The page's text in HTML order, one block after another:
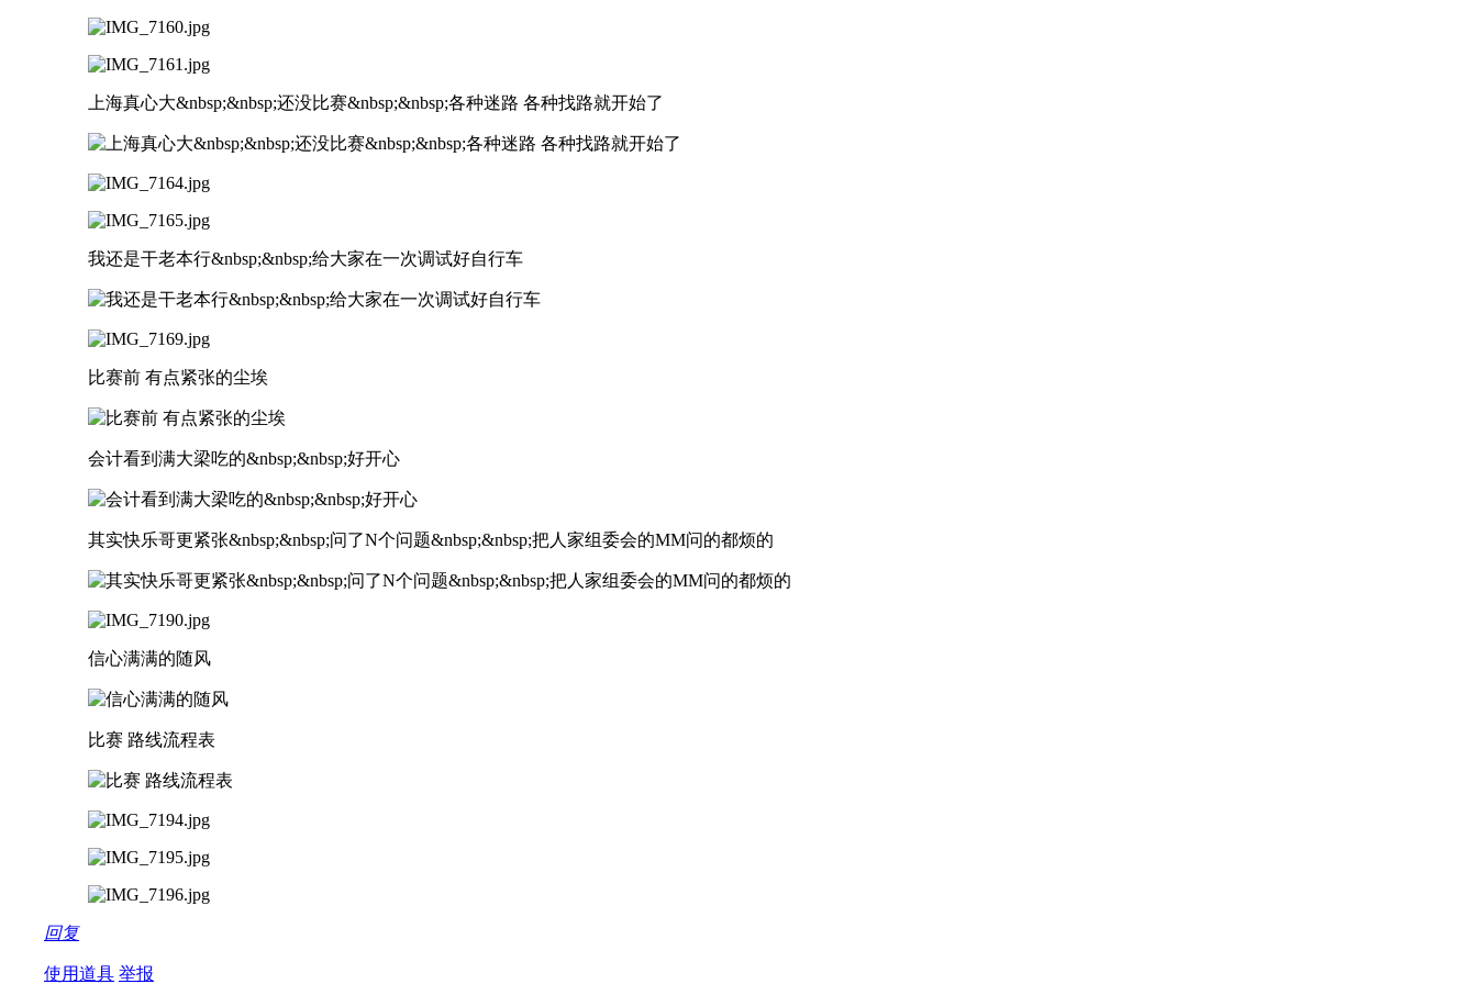
上海真心大&nbsp;&nbsp;还没比赛&nbsp;&nbsp;各种迷路 各种找路就开始了
我还是干老本行&nbsp;&nbsp;给大家在一次调试好自行车
比赛前 有点紧张的尘埃
会计看到满大梁吃的&nbsp;&nbsp;好开心
其实快乐哥更紧张&nbsp;&nbsp;问了N个问题&nbsp;&nbsp;把人家组委会的MM问的都烦的
信心满满的随风
比赛 路线流程表
回复
使用道具 举报